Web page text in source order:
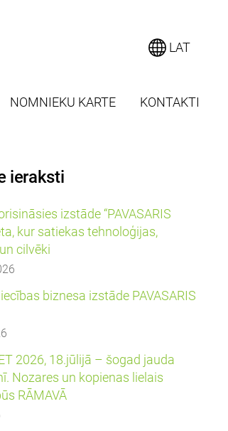
NOMNIEKU KARTE KONTAKTI
LAT
ieraksti
izstāde “PAVASARIS
kur satiekas tehnoloģijas,
cilvēki
biznesa izstāde PAVASARIS
2026, 18.jūlijā – šogad jauda
Nozares un kopienas lielais
RĀMAVĀ